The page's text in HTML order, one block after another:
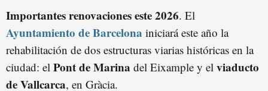
Importantes renovaciones este 2026. El
Ayuntamiento de Barcelona iniciará este año la
rehabilitación de dos estructuras viarias históricas en la
ciudad: el Pont de Marina del Eixample y el viaducto
de Vallcarca, en Gràcia.